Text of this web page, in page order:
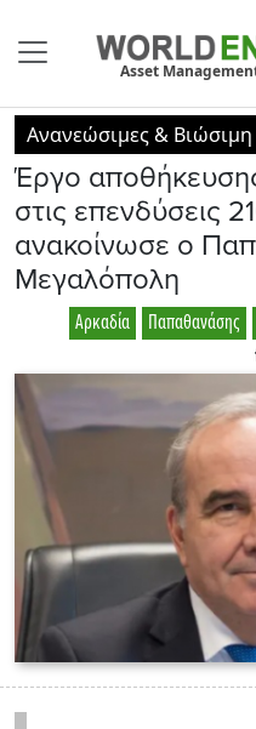
Asset
Ανανεώσιμες &
Έργο
στις επενδύσεις
ανακοίνωσε ο
Μεγαλόπολη
Παπαθανάσης
Αρκαδία